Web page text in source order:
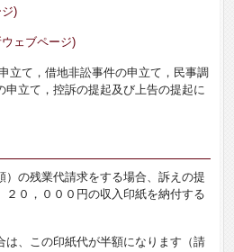
)
ェブページ)
立て，借地非訟事件の申立て，民事調
申立て，控訴の提起及び上告の提起に
）の残業代請求をする場合、訴えの提
２０，０００円の収入印紙を納付する
は、この印紙代が半額になります（請